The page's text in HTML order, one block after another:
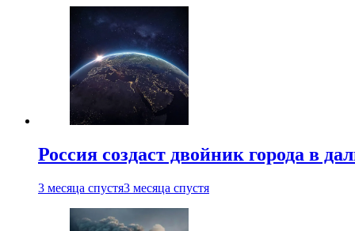
Россия создаст двойник города в
3 месяца спустя3 месяца спустя